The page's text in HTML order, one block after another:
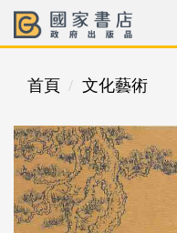
首頁 文化藝術